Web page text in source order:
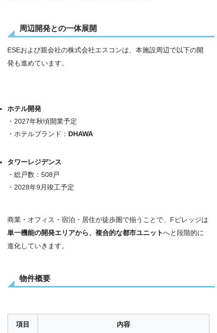
周辺開発との一体展開
ESEおよび親会社の株式会社エスコンは、本施設周辺で以下の開
発も進めています。
ホテル開発
・2027年秋頃開業予定
・ホテルブランド： DHAWA
タワーレジデンス
・総戸数：508戸
・2028年9月竣工予定
商業・オフィス・宿泊・居住が徒歩圏で揃うことで、Fビレッジは
単一機能の開発エリアから、複合的な都市ユニットへと段階的に
進化していきます。
物件概要
項目 内容